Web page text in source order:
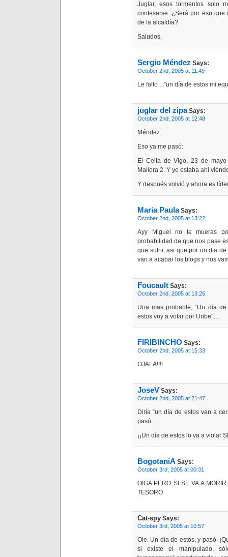
Juglar, esos tormentos solo
confesarse. ¿Será por eso
de la alcaldía?
Saludos.
Sergio Méndez Says:
October 2nd, 2005 at 11:49
Le falto…”un día de estos mi
juglar del zipaSays:
October 2nd, 2005 at 12:48
Méndez:
Eso ya me pasó:
El Celta de Vigo, 23 de
Mallora 2. Y yo estaba ahí
Y después volvió y ahora es
Maria PaulaSays:
October 2nd, 2005 at 13:22
Ayy Miguel no te mueras
probabilidad de que nos pase
que sufrir, asi que por un dia
van a acabar los blogs y nos
Foucault Says:
October 2nd, 2005 at 13:25
Una mas probable, “Un día
estos voy a votar por Uribe”…
FIRIBINCHO Says:
October 2nd, 2005 at 15:33
OJALA!!!!
JoseV Says:
October 2nd, 2005 at 21:47
Diría “un día de estos van a
pasó…
¡¡Un día de estos lo va a violar
BogotaniA Says:
October 3rd, 2005 at 00:31
OIGA PERO SI SE VA A
TESORO
Cat-spy Says:
October 3rd, 2005 at 10:57
Ole. Un día de estos, y pasó.
si existe el manipulado,